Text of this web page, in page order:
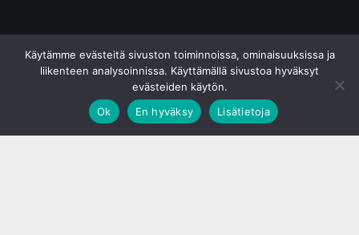
Käytämme evästeitä sivuston toiminnoissa, ominaisuuksissa ja
liikenteen analysoinnissa. Käyttämällä sivustoa hyväksyt
evästeiden käytön.
Ok
En hyväksy Lisätietoja